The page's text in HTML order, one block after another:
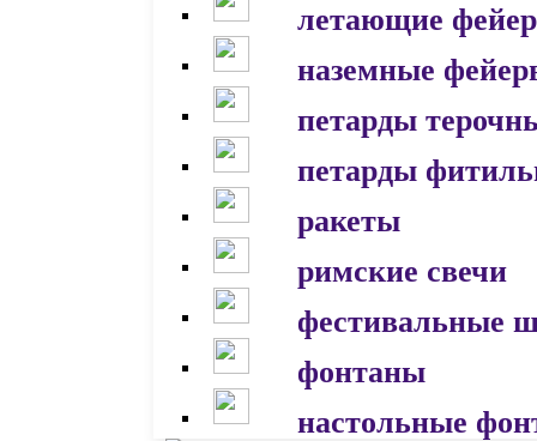
летающие
наземные
петарды
петарды
ракеты
римские свечи
фестивальные
фонтаны
настольные